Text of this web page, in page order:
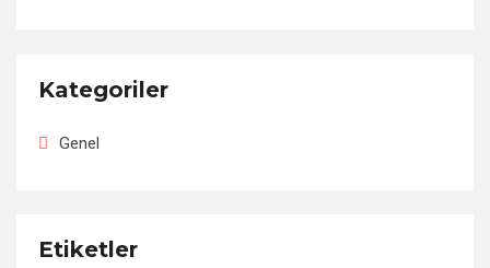
Kategoriler
Genel
Etiketler